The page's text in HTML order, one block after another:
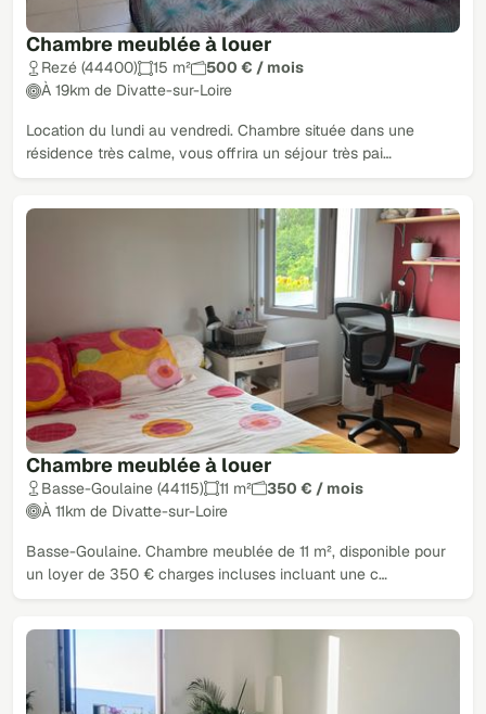
Chambre meublée à louer
Rezé (44400) 15 m²
500 € / mois
À 19km de Divatte-sur-Loire
Location du lundi au vendredi. Chambre située dans une
résidence très calme, vous offrira un séjour très pai…
Chambre meublée à louer
Basse-Goulaine (44115) 11 m²
350 € / mois
À 11km de Divatte-sur-Loire
Basse-Goulaine. Chambre meublée de 11 m², disponible pour
un loyer de 350 € charges incluses incluant une c…